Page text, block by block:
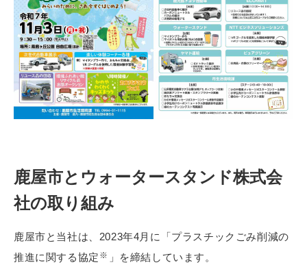
鹿屋市とウォータースタンド株式会
社の取り組み
鹿屋市と当社は、2023年4月に「プラスチックごみ削減の
推進に関する協定 ※ 」を締結しています。